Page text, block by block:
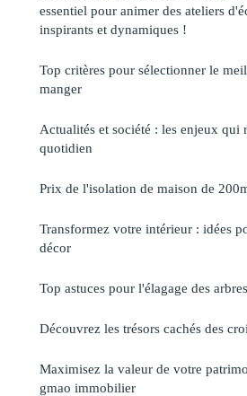
essentiel pour animer des ateliers
inspirants et dynamiques !
Top critères pour sélectionner le
manger
Actualités et société : les enjeux qui
quotidien
Prix de l'isolation de maison de
Transformez votre intérieur : idées
décor
Top astuces pour l'élagage des
Découvrez les trésors cachés des
Maximisez la valeur de votre
gmao immobilier